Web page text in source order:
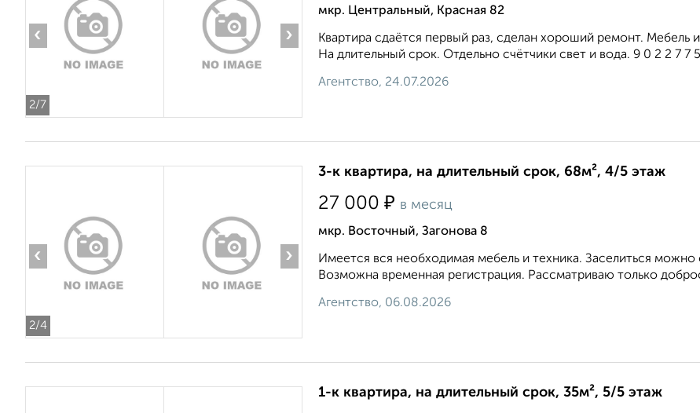
2/7
‹ ›
мкр. Центральный, Красная 82
Квартира сдаётся первый раз, сделан хороший ремонт.
На длительный срок. Отдельно счётчики свет и вода. 9 0 2 2 7 7
Агентство, 24.07.2026
2/4
‹ ›
3-к квартира, на длительный срок, 68м², 4/5 этаж
27 000 ₽ в месяц
мкр. Восточный, Загонова 8
Имеется вся необходимая мебель и техника. Заселиться
Возможна временная регистрация. Рассматриваю только
Агентство, 06.08.2026
1-к квартира, на длительный срок, 35м², 5/5 этаж